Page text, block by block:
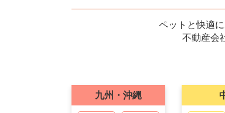
ペットと快適
不動産会
九州・沖縄